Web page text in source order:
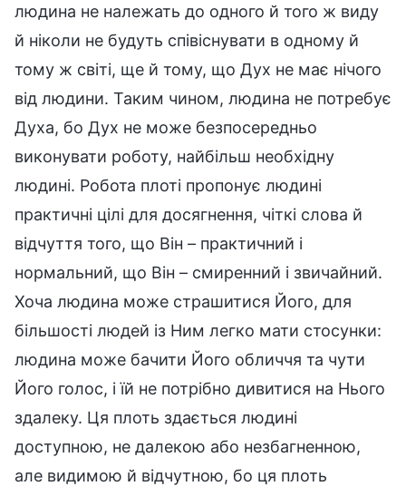
людина не належать до одного й того ж виду
й ніколи не будуть співіснувати в одному й
тому ж світі, ще й тому, що Дух не має нічого
від людини. Таким чином, людина не потребує
Духа, бо Дух не може безпосередньо
виконувати роботу, найбільш необхідну
людині. Робота плоті пропонує людині
практичні цілі для досягнення, чіткі слова й
відчуття того, що Він – практичний і
нормальний, що Він – смиренний і звичайний.
Хоча людина може страшитися Його, для
більшості людей із Ним легко мати стосунки:
людина може бачити Його обличчя та чути
Його голос, і їй не потрібно дивитися на Нього
здалеку. Ця плоть здається людині
доступною, не далекою або незбагненною,
але видимою й відчутною, бо ця плоть